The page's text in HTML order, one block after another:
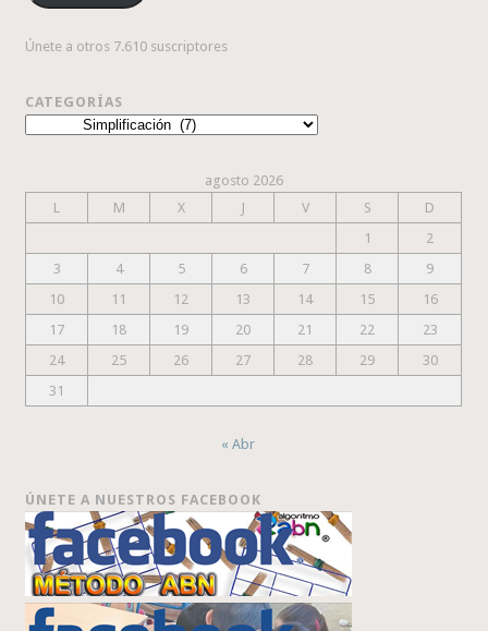
Únete a otros 7.610 suscriptores
CATEGORÍAS
Categorías
agosto 2026
L
M X J V S
D
1
2
3
4 5 6 7 8
9
10
11 12 13 14 15
16
17
18 19 20 21 22
23
24
25 26 27 28 29
30
31
« Abr
ÚNETE A NUESTROS FACEBOOK